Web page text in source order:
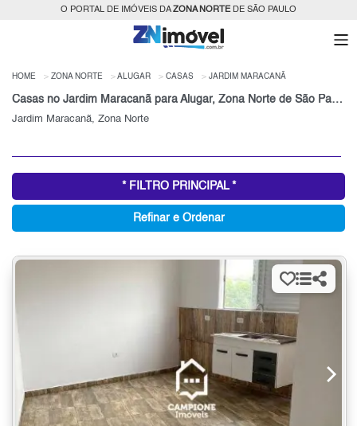
O PORTAL DE IMÓVEIS DAZONA NORTEDE SÃO PAULO
HOME ZONA NORTE ALUGAR CASAS JARDIM MARACANÃ
Casas no Jardim Maracanã para Alugar, Zona Norte de São Paulo, SP
Jardim Maracanã, Zona Norte
* FILTRO PRINCIPAL *
Refinar e Ordenar